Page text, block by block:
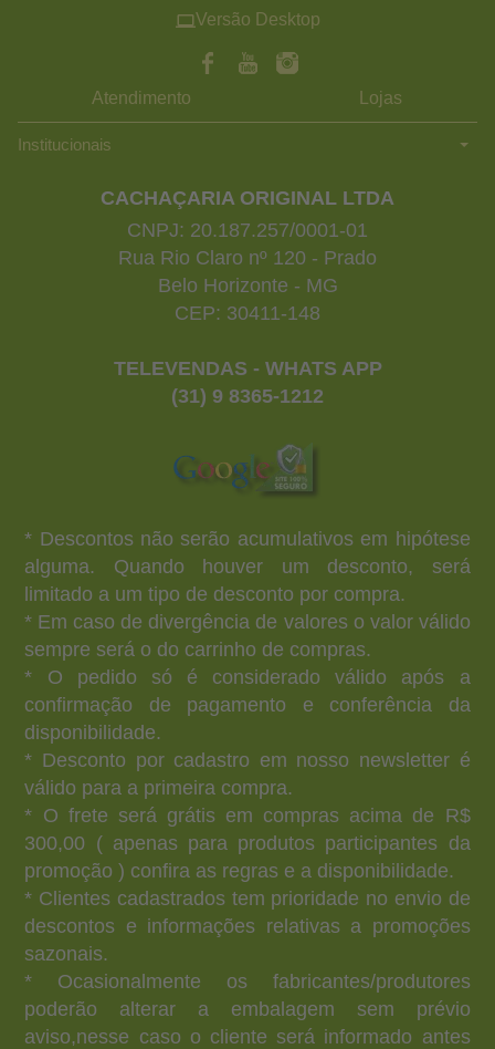
Versão Desktop
Atendimento Lojas
Institucionais
CACHAÇARIA ORIGINAL LTDA
CNPJ: 20.187.257/0001-01
Rua Rio Claro nº 120 - Prado
Belo Horizonte - MG
CEP: 30411-148
TELEVENDAS - WHATS APP
(31) 9 8365-1212
* Descontos não serão acumulativos em hipótese
alguma. Quando houver um desconto, será
limitado a um tipo de desconto por compra.
* Em caso de divergência de valores o valor válido
sempre será o do carrinho de compras.
* O pedido só é considerado válido após a
confirmação de pagamento e conferência da
disponibilidade.
* Desconto por cadastro em nosso newsletter é
válido para a primeira compra.
* O frete será grátis em compras acima de R$
300,00 ( apenas para produtos participantes da
promoção ) confira as regras e a disponibilidade.
* Clientes cadastrados tem prioridade no envio de
descontos e informações relativas a promoções
sazonais.
* Ocasionalmente os fabricantes/produtores
poderão alterar a embalagem sem prévio
aviso,nesse caso o cliente será informado antes